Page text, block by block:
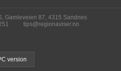
Gamleveien 87, 4315 Sandnes
tips@regionaviser.no
version